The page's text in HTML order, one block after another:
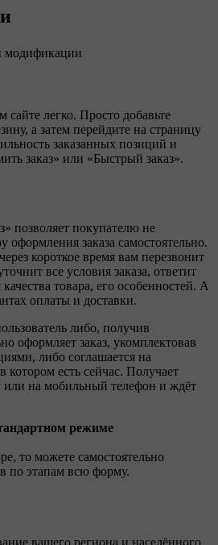
модификации
легко. Просто добавьте
а затем перейдите на страницу
заказанных позиций и
заказ» или «Быстрый заказ».
позволяет покупателю не
оформления заказа самостоятельно.
короткое время вам перезвонит
все условия заказа, ответит
товара, его особенностей. А
оплаты и доставки.
либо, получив
оформляет заказ, укомплектовав
либо соглашается на
есть сейчас. Получает
или на мобильный телефон и ждёт
режиме
то можете самостоятельно
по этапам всю форму.
вашего региона и населённого